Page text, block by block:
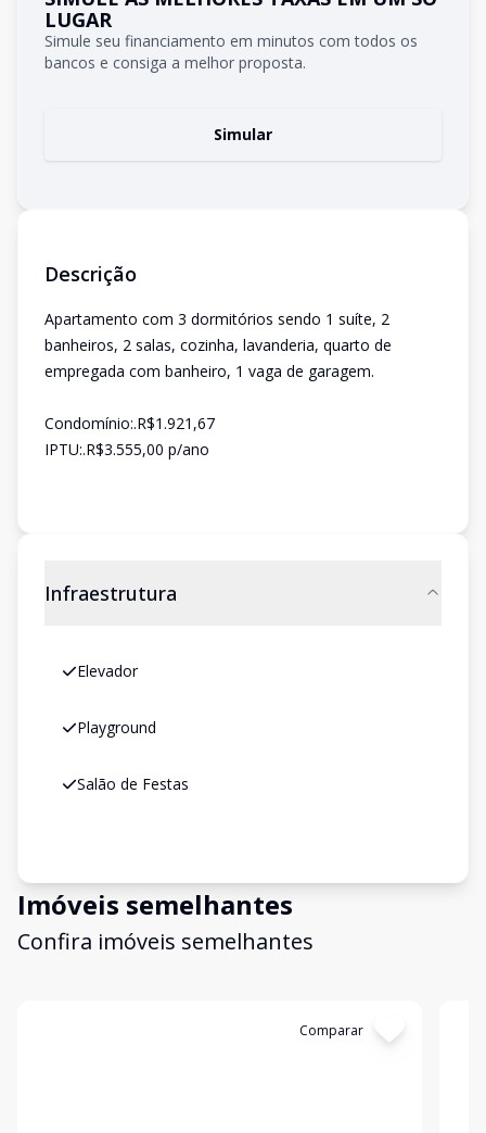
LUGAR
Simule seu financiamento em minutos com todos os
bancos e consiga a melhor proposta.
Simular
Descrição
Apartamento com 3 dormitórios sendo 1 suíte, 2
banheiros, 2 salas, cozinha, lavanderia, quarto de
empregada com banheiro, 1 vaga de garagem.
Condomínio:.R$1.921,67
IPTU:.R$3.555,00 p/ano
Infraestrutura
Elevador
Playground
Salão de Festas
Imóveis semelhantes
Confira imóveis semelhantes
Comparar